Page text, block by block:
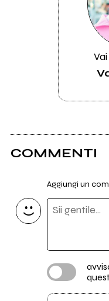
COMMENTI
Aggiungi un